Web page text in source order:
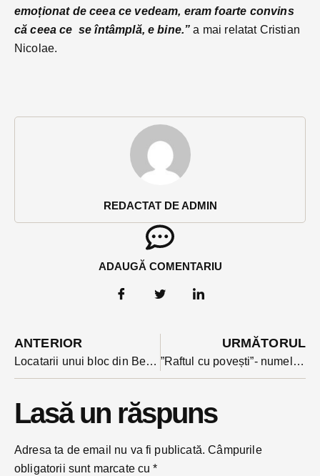
REDACTAT DE ADMIN
ADAUGĂ COMENTARIU
emoționat de ceea ce vedeam, eram foarte convins
că ceea ce se întâmplă, e bine.” a mai relatat Cristian
Nicolae.
ANTERIOR
Locatarii unui bloc din Beclean evacuați duminică din pricina unui incendiu de la un magazin
URMĂTORUL
”Raftul cu povești”- numele unei inițiative a societății civile care a fondat o bibliotecă în Arcalia
Lasă un răspuns
Adresa ta de email nu va fi publicată. Câmpurile
obligatorii sunt marcate cu*